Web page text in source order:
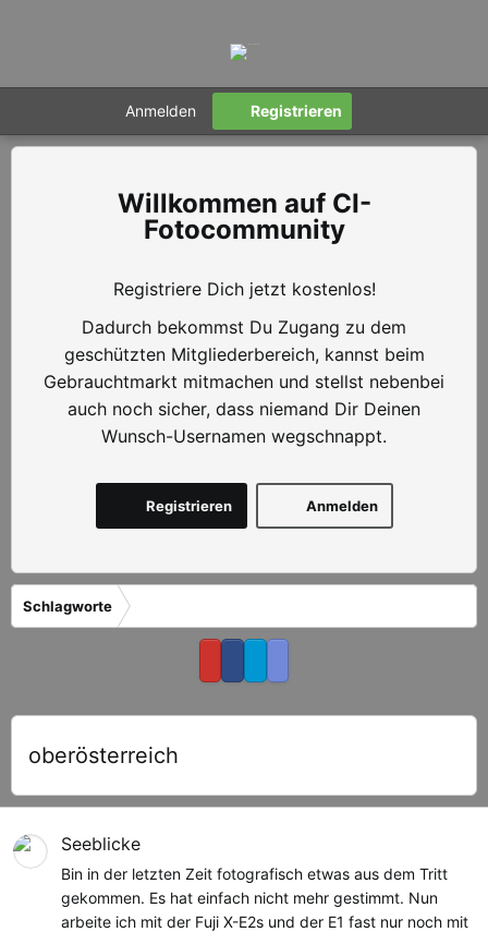
Anmelden Registrieren
CI-
Fotocommunity
Registriere Dich jetzt kostenlos!
Dadurch bekommst Du Zugang zu dem
geschützten Mitgliederbereich, kannst beim
Gebrauchtmarkt mitmachen und stellst nebenbei
auch noch sicher, dass niemand Dir Deinen
Wunsch-Usernamen wegschnappt.
Anmelden
Registrieren
Schlagworte
oberösterreich
Seeblicke
Bin in der letzten Zeit fotografisch etwas aus dem Tritt
gekommen. Es hat einfach nicht mehr gestimmt. Nun
arbeite ich mit der Fuji X-E2s und der E1 fast nur noch mit